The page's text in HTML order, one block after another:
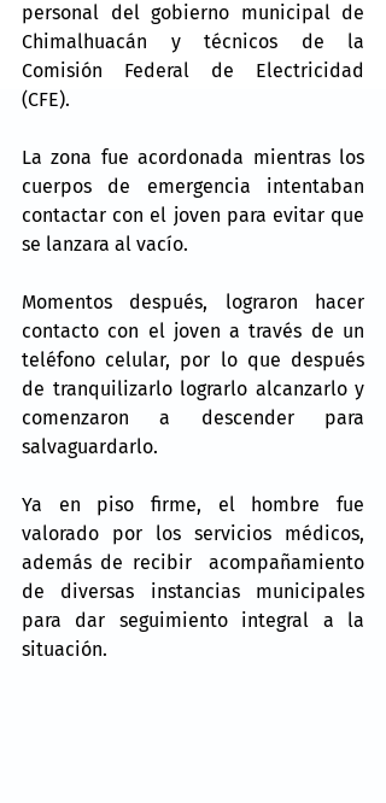
personal del gobierno municipal de
Chimalhuacán y técnicos de la
Comisión Federal de Electricidad
(CFE).
La zona fue acordonada mientras los
cuerpos de emergencia intentaban
contactar con el joven para evitar que
se lanzara al vacío.
Momentos después, lograron hacer
contacto con el joven a través de un
teléfono celular, por lo que después
de tranquilizarlo lograrlo alcanzarlo y
comenzaron a descender para
salvaguardarlo.
Ya en piso firme, el hombre fue
valorado por los servicios médicos,
además de recibir  acompañamiento
de diversas instancias municipales
para dar seguimiento integral a la
situación.